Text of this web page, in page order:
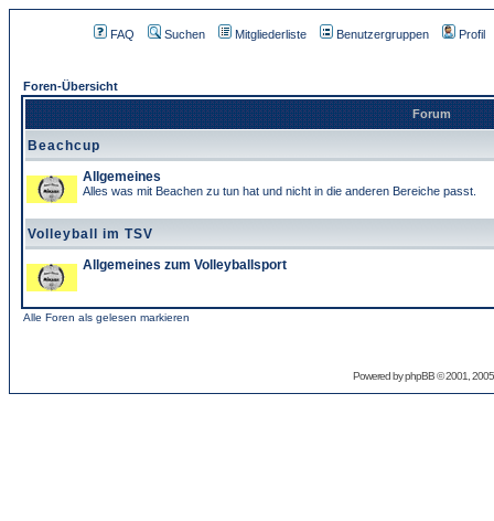
FAQ Suchen Mitgliederliste Benutzergruppen Profil
Foren-Übersicht
Forum
Beachcup
Allgemeines
Alles was mit Beachen zu tun hat und nicht in die anderen Bereiche passt.
Volleyball im TSV
Allgemeines zum Volleyballsport
Alle Foren als gelesen markieren
Powered byphpBB© 2001,